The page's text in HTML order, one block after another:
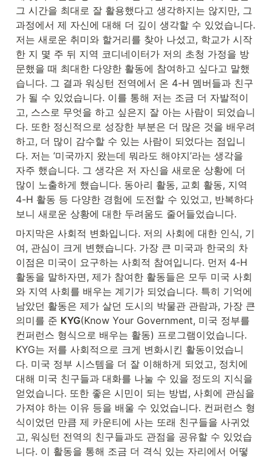
그 시간을 최대로 잘 활용했다고 생각하지는 않지만, 그
과정에서 제 자신에 대해 더 깊이 생각할 수 있었습니다.
저는 새로운 취미와 할거리를 찾아 나섰고, 학교가 시작
한 지 몇 주 뒤 지역 코디네이터가 저의 초청 가정을 방
문했을 때 최대한 다양한 활동에 참여하고 싶다고 말했
습니다. 그 결과 워싱턴 전역에서 온 4-H 멤버들과 친구
가 될 수 있었습니다. 이를 통해 저는 조금 더 자발적이
고, 스스로 무엇을 하고 싶은지 잘 아는 사람이 되었습니
다. 또한 정신적으로 성장한 부분은 더 많은 것을 배우려
하고, 더 많이 감수할 수 있는 사람이 되었다는 점입니
다. 저는 ‘미국까지 왔는데 뭐라도 해야지’라는 생각을
자주 했습니다. 그 생각은 저 자신을 새로운 상황에 더
많이 노출하게 했습니다. 동아리 활동, 교회 활동, 지역
4-H 활동 등 다양한 경험에 도전할 수 있었고, 반복하다
보니 새로운 상황에 대한 두려움도 줄어들었습니다.
마지막은 사회적 변화입니다. 저의 사회에 대한 인식, 기
여, 관심이 크게 변했습니다. 가장 큰 미국과 한국의 차
이점은 미국이 요구하는 사회적 참여입니다. 먼저 4-H
활동을 말하자면, 제가 참여한 활동들은 모두 미국 사회
와 지역 사회를 배우는 계기가 되었습니다. 특히 기억에
남았던 활동은 제가 살던 도시의 박물관 관람과, 가장 큰
의미를 준 KYG(Know Your Government, 미국 정부를
컨퍼런스 형식으로 배우는 활동) 프로그램이었습니다.
KYG는 저를 사회적으로 크게 변화시킨 활동이었습니
다. 미국 정부 시스템을 더 잘 이해하게 되었고, 정치에
대해 미국 친구들과 대화를 나눌 수 있을 정도의 지식을
얻었습니다. 또한 좋은 시민이 되는 방법, 사회에 관심을
가져야 하는 이유 등을 배울 수 있었습니다. 컨퍼런스 형
식이었던 만큼 제 카운티에 사는 또래 친구들을 사귀었
고, 워싱턴 전역의 친구들과도 관점을 공유할 수 있었습
니다. 이 활동을 통해 조금 더 격식 있는 자리에서 어떻